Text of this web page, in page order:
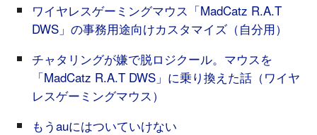
ワイヤレスゲーミングマウス「MadCatz R.A.T
DWS」の事務用途向けカスタマイズ（自分用）
チャタリングが嫌で脱ロジクール。マウスを
「MadCatz R.A.T DWS」に乗り換えた話（ワイヤ
レスゲーミングマウス）
もうauにはついていけない